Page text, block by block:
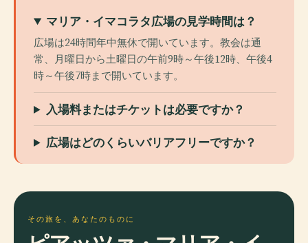
マリア・イマコラタ広場の見学時間は？
広場は24時間年中無休で開いています。教会は通
常、月曜日から土曜日の午前9時～午後12時、午後4
時～午後7時まで開いています。
入場料またはチケットは必要ですか？
広場はどのくらいバリアフリーですか？
その旅を、あなたのものに